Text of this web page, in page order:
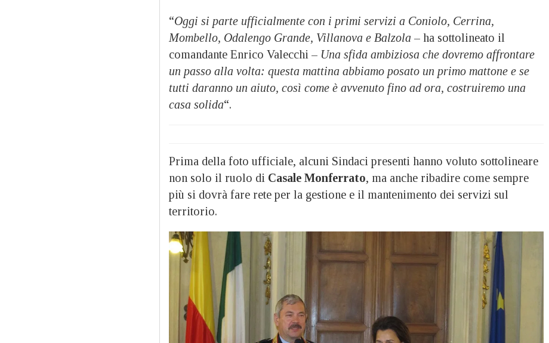
“Oggi si parte ufficialmente con i primi servizi a Coniolo, Cerrina,
Mombello, Odalengo Grande, Villanova e Balzola – ha sottolineato il
comandante Enrico Valecchi – Una sfida ambiziosa che dovremo affrontare
un passo alla volta: questa mattina abbiamo posato un primo mattone e se
tutti daranno un aiuto, così come è avvenuto fino ad ora, costruiremo una
casa solida“.
Prima della foto ufficiale, alcuni Sindaci presenti hanno voluto sottolineare
non solo il ruolo di Casale Monferrato, ma anche ribadire come sempre
più si dovrà fare rete per la gestione e il mantenimento dei servizi sul
territorio.